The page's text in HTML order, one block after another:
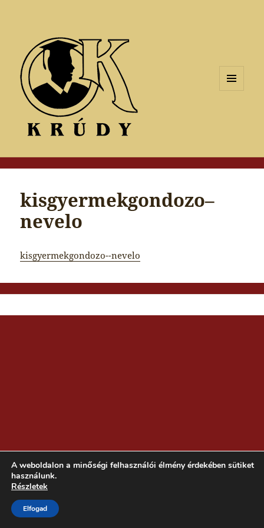
kisgyermekgondozo–
nevelo
kisgyermekgondozo--nevelo
A weboldalon a minőségi felhasználói élmény érdekében sütiket
használunk.
Részletek
Elfogad